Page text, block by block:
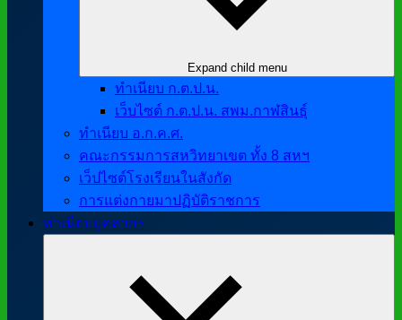
Expand child menu
ทำเนียบ ก.ต.ป.น.
เว็บไซต์ ก.ต.ป.น. สพม.กาฬสินธุ์
ทำเนียบ อ.ก.ค.ศ.
คณะกรรมการสหวิทยาเขต ทั้ง 8 สหฯ
เว็ปไซต์โรงเรียนในสังกัด
การแต่งกายมาปฏิบัติราชการ
ทำเนียบบุคลากร